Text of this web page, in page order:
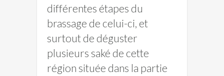
différentes étapes du
brassage de celui-ci, et
surtout de déguster
plusieurs saké de cette
région située dans la partie